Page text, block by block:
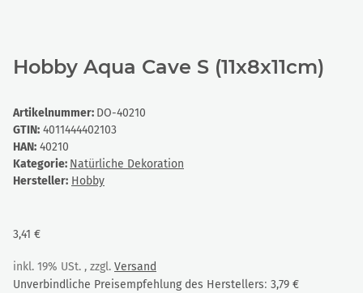
Hobby Aqua Cave S (11x8x11cm)
Artikelnummer: DO-40210
GTIN: 4011444402103
HAN: 40210
Kategorie: Natürliche Dekoration
Hersteller: Hobby
3,41 €
inkl. 19% USt. , zzgl. Versand
Unverbindliche Preisempfehlung des Herstellers: 3,79 €